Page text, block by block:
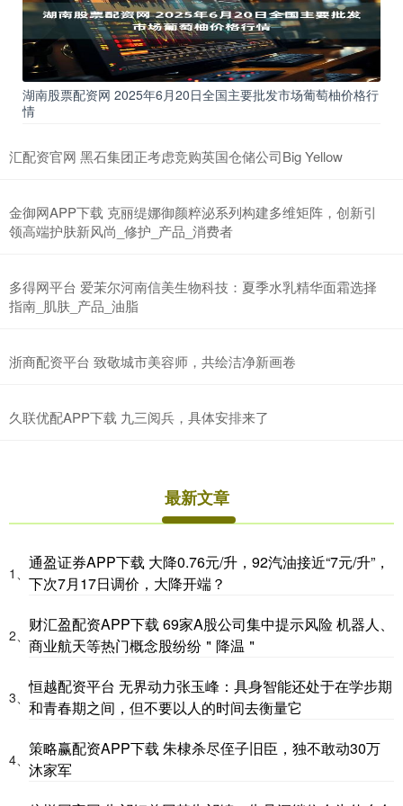
湖南股票配资网 2025年6月20日全国主要批发市场葡萄柚价格行
情
汇配资官网 黑石集团正考虑竞购英国仓储公司Big Yellow
金御网APP下载 克丽缇娜御颜粹泌系列构建多维矩阵，创新引
领高端护肤新风尚_修护_产品_消费者
多得网平台 爱茉尔河南信美生物科技：夏季水乳精华面霜选择
指南_肌肤_产品_油脂
浙商配资平台 致敬城市美容师，共绘洁净新画卷
久联优配APP下载 九三阅兵，具体安排来了
最新文章
1、
通盈证券APP下载 大降0.76元/升，92汽油接近“7元/升”，
下次7月17日调价，大降开端？
2、
财汇盈配资APP下载 69家A股公司集中提示风险 机器人、
商业航天等热门概念股纷纷＂降温＂
3、
恒越配资平台 无界动力张玉峰：具身智能还处于在学步期
和青春期之间，但不要以人的时间去衡量它
4、
策略赢配资APP下载 朱棣杀尽侄子旧臣，独不敢动30万
沐家军